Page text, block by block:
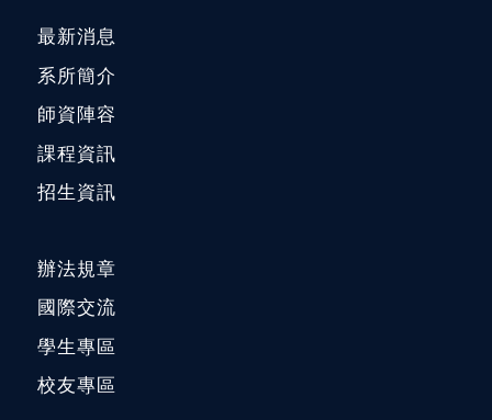
最新消息
系所簡介
師資陣容
課程資訊
招生資訊
辦法規章
國際交流
學生專區
校友專區